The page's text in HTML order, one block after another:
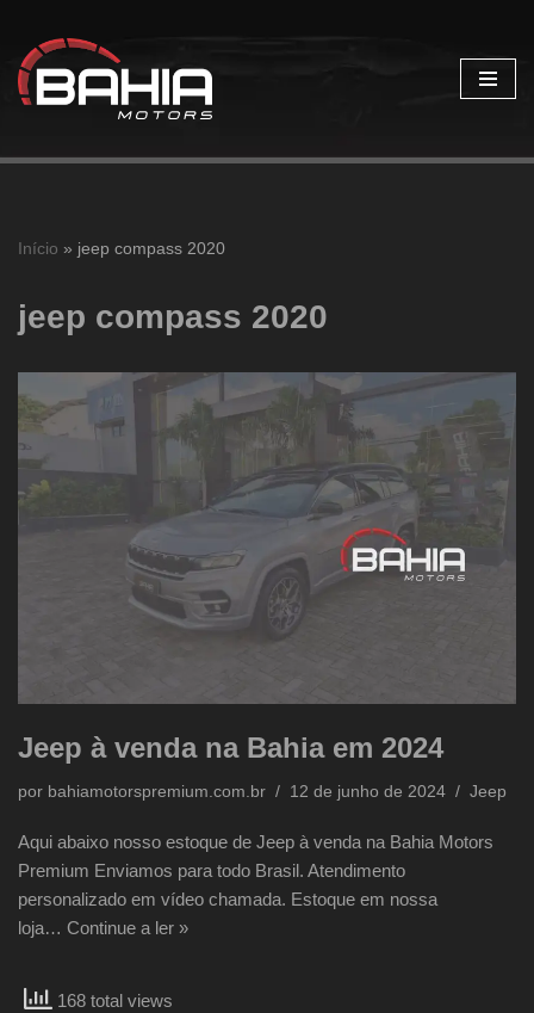
Pular
para
Início » jeep compass 2020
jeep compass 2020
Jeep à venda na Bahia em 2024
por bahiamotorspremium.com.br 12 de junho de 2024 Jeep
Aqui abaixo nosso estoque de Jeep à venda na Bahia Motors
Premium Enviamos para todo Brasil. Atendimento
personalizado em vídeo chamada. Estoque em nossa
loja… Continue a ler »
168 total views